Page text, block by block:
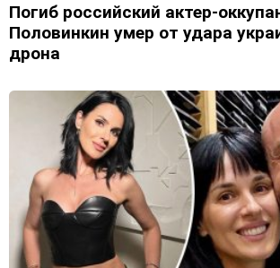
Погиб российский актер-
Половинкин умер от удара
дрона